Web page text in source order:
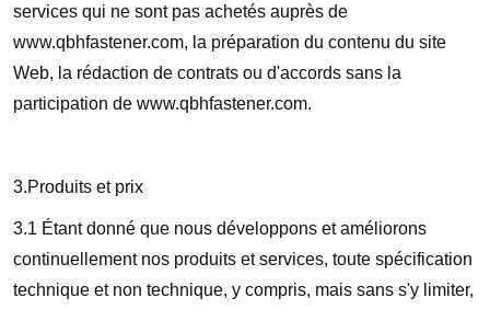
services qui ne sont pas achetés auprès de
www.qbhfastener.com, la préparation du contenu du site
Web, la rédaction de contrats ou d'accords sans la
participation de www.qbhfastener.com.
3.Produits et prix
3.1 Étant donné que nous développons et améliorons
continuellement nos produits et services, toute spécification
technique et non technique, y compris, mais sans s'y limiter,